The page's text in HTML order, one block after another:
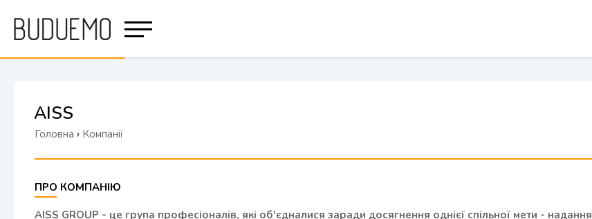
AISS
Головна › Компанії
ПРО КОМПАНІЮ
AISS GROUP - це група професіоналів, які об'єдналися заради досягнення однієї спільної мети - надання